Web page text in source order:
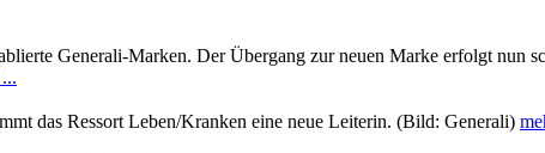
Generali-Marken. Der Übergang zur neuen Marke erfolgt nun
das Ressort Leben/Kranken eine neue Leiterin. (Bild: Generali)